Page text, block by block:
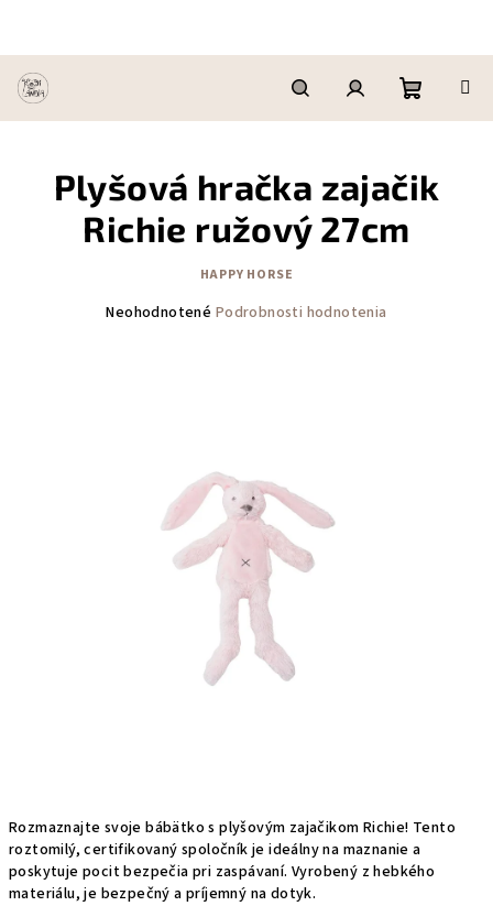
obsah
HľadaťPrihlásenie
košík
Rozmaznajte svoje bábätko s plyšovým zajačikom Richie! Tento
roztomilý, certifikovaný spoločník je ideálny na maznanie a
poskytuje pocit bezpečia pri zaspávaní. Vyrobený z hebkého
materiálu, je bezpečný a príjemný na dotyk.
Plyšová hračka zajačik
Richie ružový 27cm
HAPPY HORSE
Neohodnotené Podrobnosti hodnotenia